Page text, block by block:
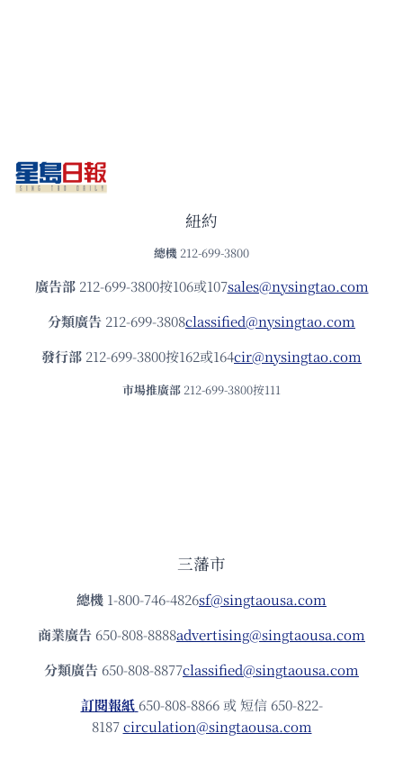
紐約
總機 212-699-3800
廣告部212-699-3800按106或107sales@nysingtao.com
分類廣告 212-699-3808classified@nysingtao.com
發⾏部 212-699-3800按162或164cir@nysingtao.com
市場推廣部 212-699-3800按111
三藩市
總機 1-800-746-4826sf@singtaousa.com
商業廣告 650-808-8888advertising@singtaousa.com
分類廣告 650-808-8877classified@singtaousa.com
訂閱報紙 650-808-8866 或 短信 650-822-
8187circulation@singtaousa.com